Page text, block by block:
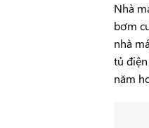
Nhà
bơm
nhà
tủ
năm